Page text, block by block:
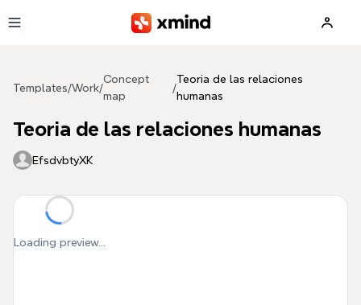
Templates/Work/
Concept
map
/
Teoria de las relaciones
humanas
Teoria de las relaciones humanas
EfsdvbtyXK
Loading preview...